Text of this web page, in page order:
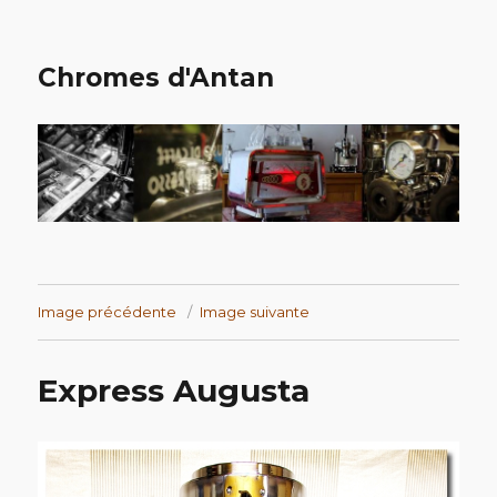
Chromes d'Antan
Image précédente Image suivante
Express Augusta